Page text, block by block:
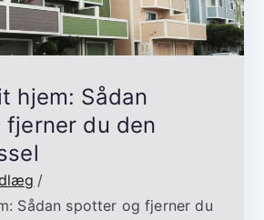
hjem: Sådan
du den
Sådan spotter og fjerner du